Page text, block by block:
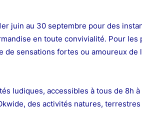
juin au 30 septembre pour des
en toute convivialité. Pour les
de sensations fortes ou amoureux de
ludiques, accessibles à tous de 8h
des activités natures,